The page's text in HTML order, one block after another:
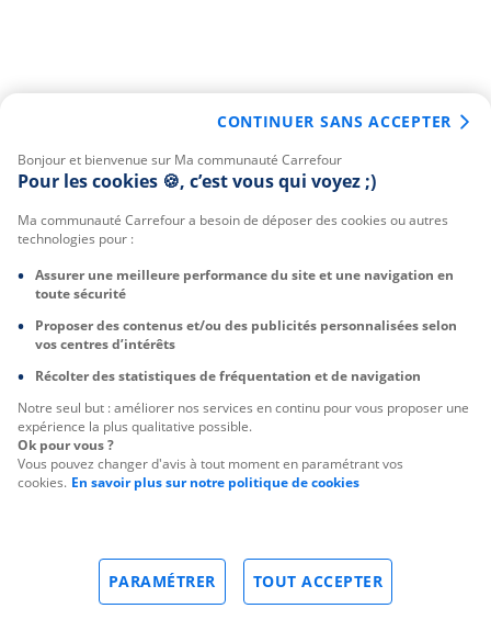
Bonjour et bienvenue sur Ma communauté Carrefour
Pour les cookies 🍪, c’est vous qui voyez ;)
Ma communauté Carrefour a besoin de déposer des cookies ou autres
technologies pour :
Assurer une meilleure performance du site et une navigation en
toute sécurité
Proposer des contenus et/ou des publicités personnalisées selon
vos centres d’intérêts
Récolter des statistiques de fréquentation et de navigation
Notre seul but : améliorer nos services en continu pour vous proposer une
expérience la plus qualitative possible.
Ok pour vous ?
Vous pouvez changer d'avis à tout moment en paramétrant vos
cookies. En savoir plus sur notre politique de cookies
TOUT ACCEPTER
PARAMÉTRER
CONTINUER SANS ACCEPTER